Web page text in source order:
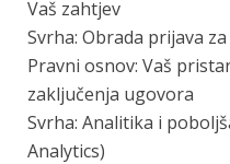
Vaš zahtjev
Svrha: Obrada prijava
Pravni osnov: Vaš
zaključenja ugovora
Svrha: Analitika i
Analytics)